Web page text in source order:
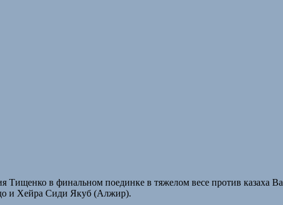
Тищенко в финальном поединке в тяжелом весе против казаха
и Хейра Сиди Якуб (Алжир).